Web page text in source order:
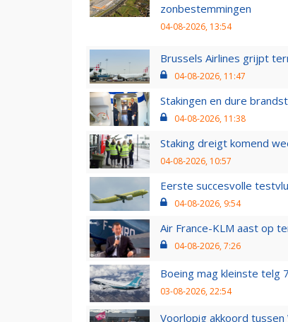
zonbestemmingen
04-08-2026, 13:54
Brussels Airlines grijpt
04-08-2026, 11:47
Stakingen en dure
04-08-2026, 11:38
Staking dreigt komend
04-08-2026, 10:57
Eerste succesvolle
04-08-2026, 9:54
Air France-KLM aast op
04-08-2026, 7:26
Boeing mag kleinste telg
03-08-2026, 22:54
Voorlopig akkoord